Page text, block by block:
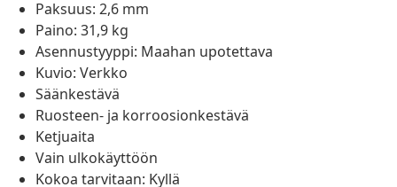
Paksuus: 2,6 mm
Paino: 31,9 kg
Asennustyyppi: Maahan upotettava
Kuvio: Verkko
Säänkestävä
Ruosteen- ja korroosionkestävä
Ketjuaita
Vain ulkokäyttöön
Kokoa tarvitaan: Kyllä